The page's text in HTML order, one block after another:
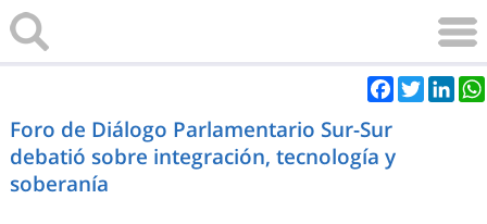
Facebook
Twitter
Foro de Diálogo Parlamentario Sur-Sur
debatió sobre integración, tecnología y
soberanía